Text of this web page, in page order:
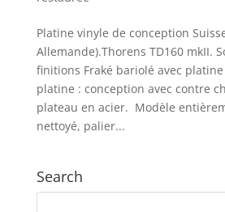
Platine vinyle de conception
Allemande).Thorens TD160 mkII.
finitions Fraké bariolé avec platine
platine : conception avec contre
plateau en acier. Modèle
nettoyé, palier...
Search